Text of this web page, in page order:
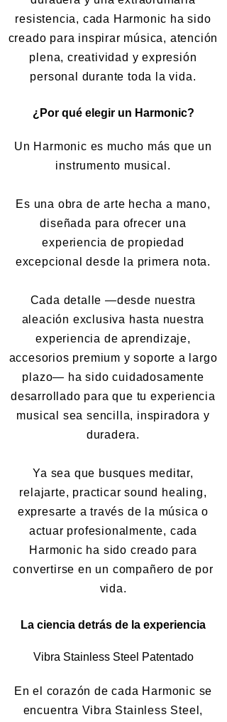
resistencia, cada Harmonic ha sido
creado para inspirar música, atención
plena, creatividad y expresión
personal durante toda la vida.
¿Por qué elegir un Harmonic?
Un Harmonic es mucho más que un
instrumento musical.
Es una obra de arte hecha a mano,
diseñada para ofrecer una
experiencia de propiedad
excepcional desde la primera nota.
Cada detalle —desde nuestra
aleación exclusiva hasta nuestra
experiencia de aprendizaje,
accesorios premium y soporte a largo
plazo— ha sido cuidadosamente
desarrollado para que tu experiencia
musical sea sencilla, inspiradora y
duradera.
Ya sea que busques meditar,
relajarte, practicar sound healing,
expresarte a través de la música o
actuar profesionalmente, cada
Harmonic ha sido creado para
convertirse en un compañero de por
vida.
La ciencia detrás de la experiencia
Vibra Stainless Steel Patentado
En el corazón de cada Harmonic se
encuentra Vibra Stainless Steel,